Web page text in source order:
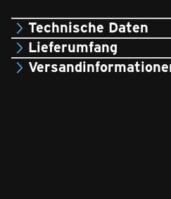
Technische Daten
Lieferumfang